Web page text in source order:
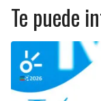
Te puede